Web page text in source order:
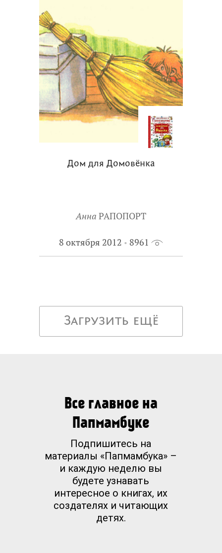
Дом для Домовёнка
Анна РАПОПОРТ
8 октября 2012 8961
Загрузить ещё
Все главное на
Папмамбуке
Подпишитесь на
материалы «Папмамбука» –
и каждую неделю вы
будете узнавать
интересное о книгах, их
создателях и читающих
детях.